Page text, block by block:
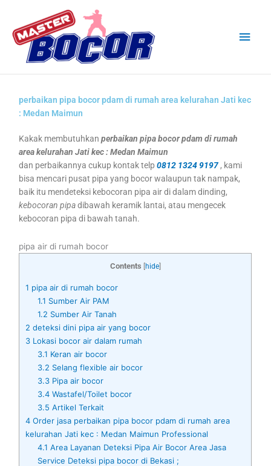
content
perbaikan pipa bocor pdam di rumah area kelurahan Jati kec
: Medan Maimun
Kakak membutuhkan perbaikan pipa bocor pdam di rumah
area kelurahan Jati kec : Medan Maimun
dan perbaikannya cukup kontak telp 0812 1324 9197 , kami
bisa mencari pusat pipa yang bocor walaupun tak nampak,
baik itu mendeteksi kebocoran pipa air di dalam dinding,
kebocoran pipadibawah keramik lantai, atau mengecek
kebocoran pipa di bawah tanah.
pipa air di rumah bocor
Contents [hide]
1 pipa air di rumah bocor
1.1 Sumber Air PAM
1.2 Sumber Air Tanah
2 deteksi dini pipa air yang bocor
3 Lokasi bocor air dalam rumah
3.1 Keran air bocor
3.2 Selang flexible air bocor
3.3Pipa air bocor
3.4Wastafel/Toilet bocor
3.5 Artikel Terkait
4 Order jasa perbaikan pipa bocor pdam di rumah area
kelurahan Jati kec : Medan Maimun Professional
4.1 Area Layanan Deteksi Pipa Air Bocor Area Jasa
Service Deteksi pipa bocor di Bekasi ;